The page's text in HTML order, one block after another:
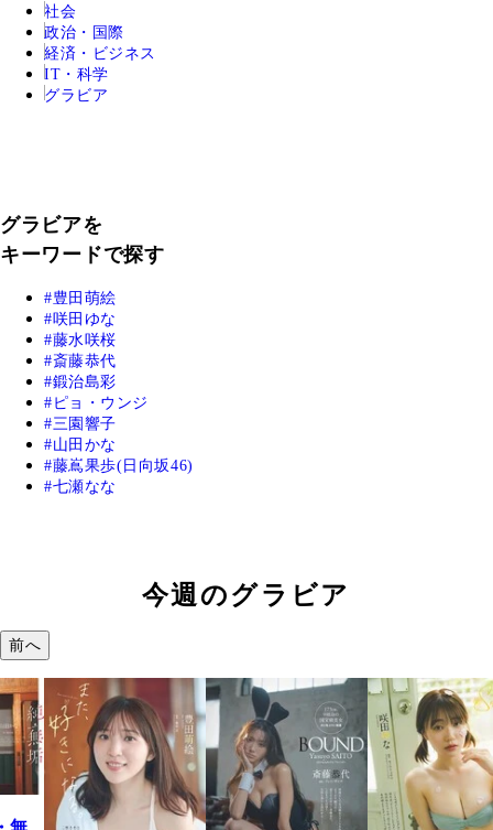
社会
政治・国際
経済・ビジネス
IT・科学
グラビア
グラビアを
キーワードで探す
豊田萌絵
咲田ゆな
藤水咲桜
斎藤恭代
鍛治島彩
ピョ・ウンジ
三園響子
山田かな
藤嶌果歩(日向坂46)
七瀬なな
今週のグラビア
前へ